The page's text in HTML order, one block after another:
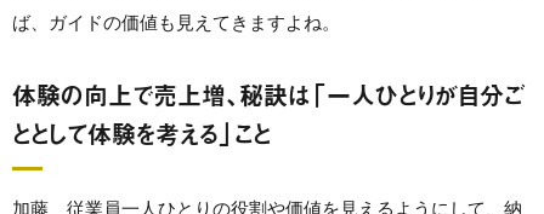
ば、ガイドの価値も見えてきますよね。
体験の向上で売上増、秘訣は「一人ひとりが自分ご
ととして体験を考える」こと
加藤 従業員一人ひとりの役割や価値を見えるようにして、納